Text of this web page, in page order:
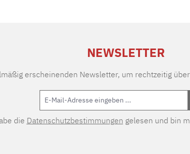
NEWSLETTER
erscheinenden Newsletter, um rechtzeitig
die Datenschutzbestimmungen gelesen und bin